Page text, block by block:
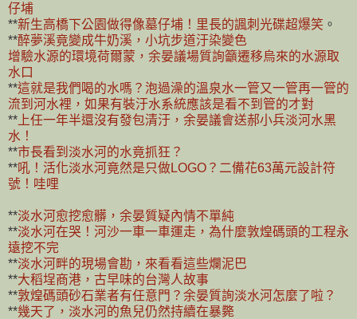
仔埔
**新生高橋下公園做得像墓仔埔！里長的諷刺光碟超爆笑 。
**醉夢溪竟變成牛奶溪，小坑步道汙染變色
增驗水源的環境荷爾蒙，余晏議場質詢籲遷移烏來的水源取
水口
**這就是我們喝的水嗎？泡過澡的溫泉水一管又一管再一管的
流到河水裡，如果有裝汙水系統應該是看不到管的才對
** 上任一年半還沒有發包清汙，余晏議會送郝小兵淡河水黑
水！
**市長看到淡水河的水竟抓狂？
**吼！活化淡水河竟然是只做LOGO？二備花63萬元設計符
號！哇哩
**淡水河愈挖愈髒，余晏質疑內情不單純
**淡水河在哭！河沙一車一車運走，為什麼敦煌碼頭的工程永
遠挖不完
**淡水河畔的現場會勘，來看看這些爛泥巴
**大稻埕商港，古早味的台灣人故事
**敦煌碼頭砂石業者有任意門？余晏質詢淡水河怎麼了啦？
**幾天了，淡水河的魚兒仍然持續在暴斃